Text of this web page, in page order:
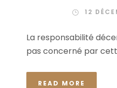
12
La responsabilité
pas concerné par
READ MORE